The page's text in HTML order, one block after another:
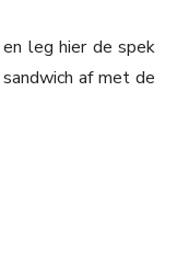
leg hier de spek
af met de